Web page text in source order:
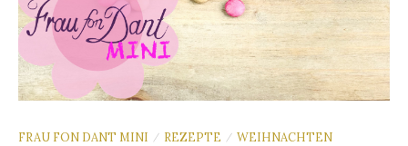
FRAU FON DANT MINI / REZEPTE / WEIHNACHTEN